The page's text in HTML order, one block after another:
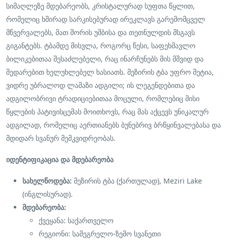
სიმაღლეზე მდებარეობს, კრისტალურად სუფთა წყლით,
რომელიც ხშირად სარკისებურად ირეკლავს გარემომცველ
მწვერვალებს, მათ შორის უშბისა და თეთნულდის მსგავს
გიგანტებს. ტბამდე მისვლა, როგორც წესი, საფეხმავლო
ბილიკებითაა შესაძლებელი, რაც ინარჩუნებს მის მშვიდ და
შედარებით ხელუხლებელ ხასიათს. მეზირის ტბა უფრო მეტია,
ვიდრე უბრალოდ ლამაზი ადგილი; ის ლეგენდებითა და
ადგილობრივი ტრადიციებითაა მოცული, რომლებიც მისი
წყლების პატივისცემას მოითხოვს, რაც მას აქცევს უნიკალურ
ადგილად, რომელიც აერთიანებს ბუნებრივ ბრწყინვალებასა და
მდიდარ სვანურ მემკვიდრეობას.
იდენტიფიკაცია და მდებარეობა
სახელწოდება: მეზირის ტბა (ქართულად), Meziri Lake
(ინგლისურად).
მდებარეობა:
ქვეყანა: საქართველო
რეგიონი: სამეგრელო-ზემო სვანეთი